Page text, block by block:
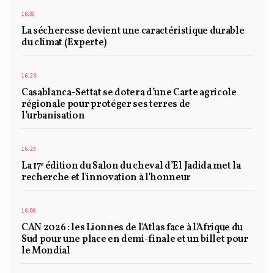
16:35
La sécheresse devient une caractéristique durable
du climat (Experte)
16:28
Casablanca-Settat se dotera d’une Carte agricole
régionale pour protéger ses terres de
l’urbanisation
16:23
La 17ᵉ édition du Salon du cheval d’El Jadida met la
recherche et l'innovation à l'honneur
16:09
CAN 2026 : les Lionnes de l'Atlas face à l'Afrique du
Sud pour une place en demi-finale et un billet pour
le Mondial